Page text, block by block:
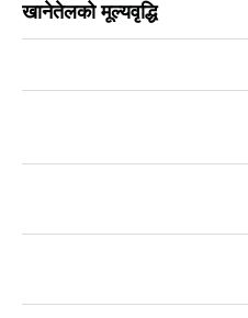
खानेतेलको मूल्यवृद्धि